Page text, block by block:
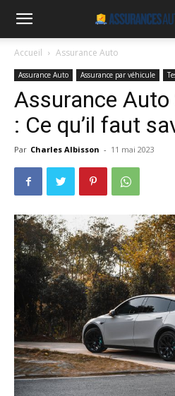
Accueil Assurance Auto
Assurance Auto Assurance par véhicule
Assurance Auto
: Ce qu’il faut
Par Charles Albisson - 11 mai 2023